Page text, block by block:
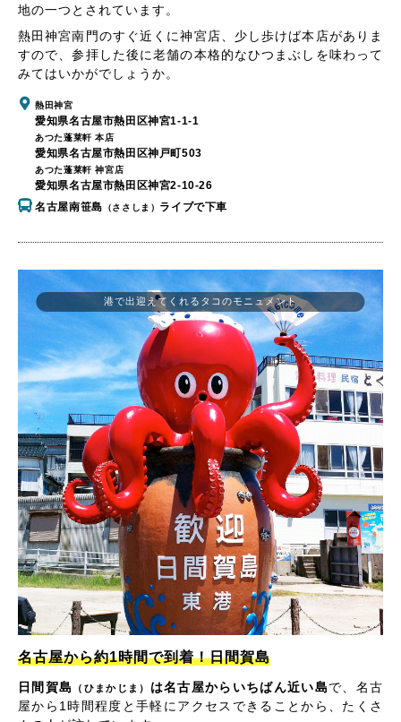
地の一つとされています。
熱田神宮南門のすぐ近くに神宮店、少し歩けば本店がありま
すので、参拝した後に老舗の本格的なひつまぶしを味わって
みてはいかがでしょうか。
熱田神宮
愛知県名古屋市熱田区神宮1-1-1
あつた蓬莱軒 本店
愛知県名古屋市熱田区神戸町503
あつた蓬莱軒 神宮店
愛知県名古屋市熱田区神宮2-10-26
名古屋南笹島 （ささしま） ライブで下車
港で出迎えてくれるタコのモニュメント
名古屋から約1時間で到着！日間賀島
日間賀島 （ひまかじま） は名古屋からいちばん近い島で、名古
屋から1時間程度と手軽にアクセスできることから、たくさ